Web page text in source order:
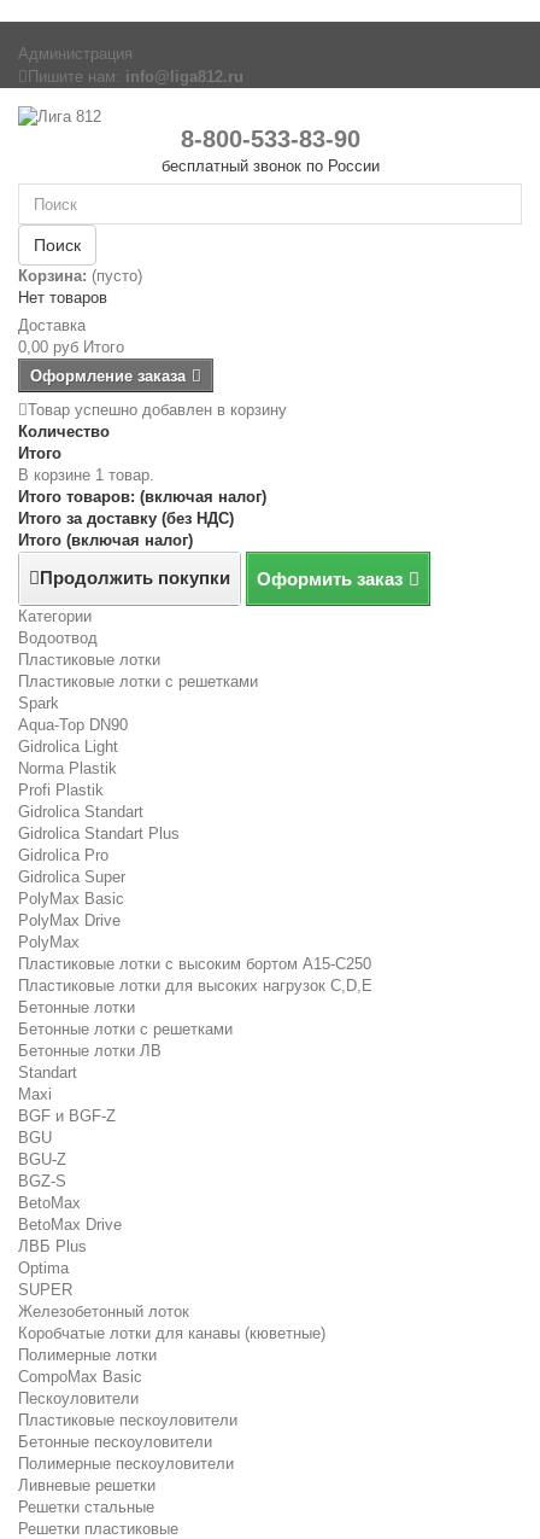
Администрация
Пишите нам: info@liga812.ru
8-800-533-83-90
бесплатный звонок по России
Поиск
Корзина: (пусто)
Нет товаров
Доставка
0,00 руб Итого
Оформление заказа
Товар успешно добавлен в корзину
Количество
Итого
В корзине 1 товар.
Итого товаров: (включая налог)
Итого за доставку (без НДС)
Итого (включая налог)
Продолжить покупки Оформить заказ
Категории
Водоотвод
Пластиковые лотки
Пластиковые лотки с решетками
Spark
Aqua-Top DN90
Gidrolica Light
Norma Plastik
Profi Plastik
Gidrolica Standart
Gidrolica Standart Plus
Gidrolica Pro
Gidrolica Super
PolyMax Basic
PolyMax Drive
PolyMax
Пластиковые лотки с высоким бортом А15-C250
Пластиковые лотки для высоких нагрузок C,D,E
Бетонные лотки
Бетонные лотки с решетками
Бетонные лотки ЛВ
Standart
Maxi
BGF и BGF-Z
BGU
BGU-Z
BGZ-S
BetoMax
BetoMax Drive
ЛВБ Plus
Optima
SUPER
Железобетонный лоток
Коробчатые лотки для канавы (кюветные)
Полимерные лотки
CompoMax Basic
Пескоуловители
Пластиковые пескоуловители
Бетонные пескоуловители
Полимерные пескоуловители
Ливневые решетки
Решетки стальные
Решетки пластиковые